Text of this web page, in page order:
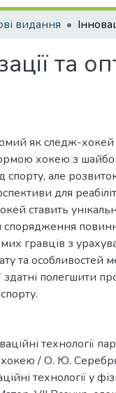
видання
та
як следж-
хокею з
але
для
ставить
спорядження
гравців з
та особливостей
здатні полегшити
технології
хокею / О. Ю.
технології у